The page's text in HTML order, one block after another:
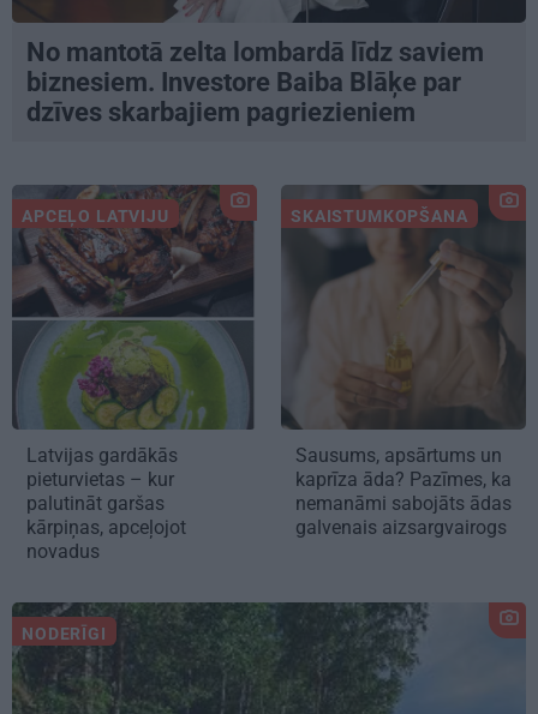
No mantotā zelta lombardā līdz saviem
biznesiem. Investore Baiba Blāķe par
dzīves skarbajiem pagriezieniem
APCEĻO LATVIJU
Latvijas gardākās
pieturvietas – kur
palutināt garšas
kārpiņas, apceļojot
novadus
SKAISTUMKOPŠANA
Sausums, apsārtums un
kaprīza āda? Pazīmes, ka
nemanāmi sabojāts ādas
galvenais aizsargvairogs
NODERĪGI